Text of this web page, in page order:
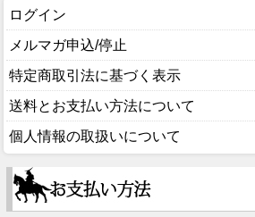
ログイン
メルマガ申込/停止
特定商取引法に基づく表示
送料とお支払い方法について
個人情報の取扱いについて